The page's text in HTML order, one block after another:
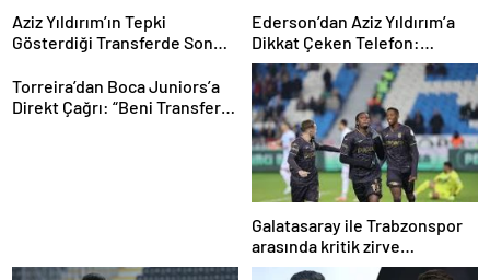
Aziz Yıldırım’ın Tepki
Gösterdiği Transferde Son
Belli Oldu
Ederson’dan Aziz Yıldırım’a
Dikkat Çeken Telefon:
“Fenerbahçe’de Kalmak
İstiyorum” Mesajı
Torreira’dan Boca Juniors’a
Direkt Çağrı: “Beni Transfer
Galatasaray ile Trabzonspor
arasında kritik zirve
mücadelesi